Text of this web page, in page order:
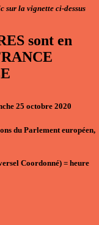
sur la vignette ci-dessus
sont en
25 octobre 2020
du Parlement européen,
Coordonné) =heure